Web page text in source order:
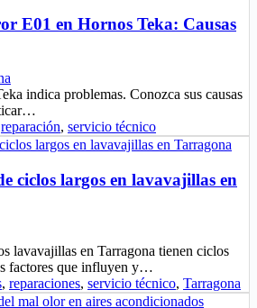
E01 en Hornos Teka: Causas
indica problemas. Conozca sus causas
reparación, servicio técnico
ciclos largos en lavavajillas en
lavavajillas en Tarragona tienen ciclos
factores que influyen y…
, reparaciones, servicio técnico, Tarragona